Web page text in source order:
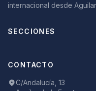
internacional desde
SECCIONES
CONTACTO
C/Andalucía, 13